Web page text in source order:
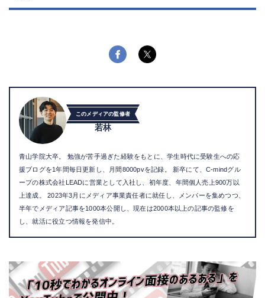
このメディアの監修者
若林
青山学院大卒。 勉強が苦手過ぎた経験をもとに、学生時代に受験生への応
援ブログを1年間毎日更新し、月間8000pvを記録。 新卒にて、C-mindグル
ープの株式会社LEADに営業として入社し、初年度、年間個人売上900万以
上達成。 2023年3月にメディア事業責任者に就任し、メンバーを集めつつ、
半年でメディア記事を1000本公開し、現在は2000本以上の記事の監修を
し、就活に役立つ情報を発信中。